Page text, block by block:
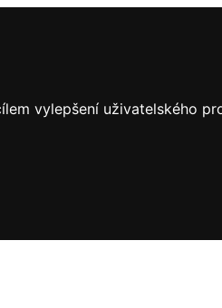
vylepšení uživatelského